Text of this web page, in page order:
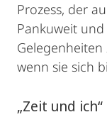
Prozess, der
Pankuweit
wenn sie sich
„Zeit und ich“